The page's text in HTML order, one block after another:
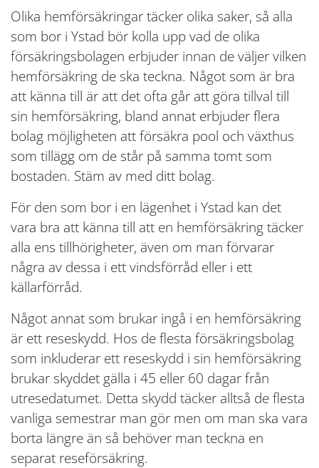
Olika hemförsäkringar täcker olika saker, så alla
som bor i Ystad bör kolla upp vad de olika
försäkringsbolagen erbjuder innan de väljer vilken
hemförsäkring de ska teckna. Något som är bra
att känna till är att det ofta går att göra tillval till
sin hemförsäkring, bland annat erbjuder flera
bolag möjligheten att försäkra pool och växthus
som tillägg om de står på samma tomt som
bostaden. Stäm av med ditt bolag.
För den som bor i en lägenhet i Ystad kan det
vara bra att känna till att en hemförsäkring täcker
alla ens tillhörigheter, även om man förvarar
några av dessa i ett vindsförråd eller i ett
källarförråd.
Något annat som brukar ingå i en hemförsäkring
är ett reseskydd. Hos de flesta försäkringsbolag
som inkluderar ett reseskydd i sin hemförsäkring
brukar skyddet gälla i 45 eller 60 dagar från
utresedatumet. Detta skydd täcker alltså de flesta
vanliga semestrar man gör men om man ska vara
borta längre än så behöver man teckna en
separat reseförsäkring.